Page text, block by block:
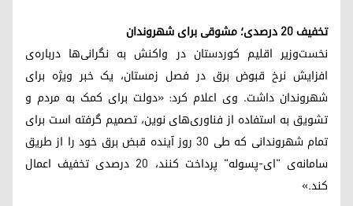
تخفیف ۲۰ درصدی؛ مشوقی برای شهروندان
نخست‌وزیر اقلیم کوردستان در واکنش به نگرانی‌ها درباره‌ی
افزایش نرخ قبوض برق در فصل زمستان، یک خبر ویژه برای
شهروندان داشت. وی اعلام کرد: «دولت برای کمک به مردم و
تشویق به استفاده از فناوری‌های نوین، تصمیم گرفته است برای
تمام شهروندانی که طی ۳۰ روز آینده قبض برق خود را از طریق
سامانه‌ی "ای-پسوله" پرداخت کنند، ۲۰ درصدی تخفیف اعمال
کند.»